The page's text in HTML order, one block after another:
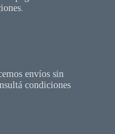
envíos sin
condiciones